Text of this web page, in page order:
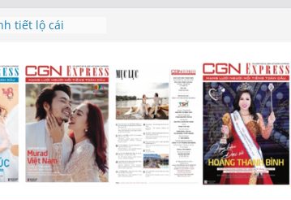
triết lý sống
mai”
bản hit “Tôi là
– 1 Cơ hội
cùng MTH
(5/8): Bật tăng
và nguy cơ trốn